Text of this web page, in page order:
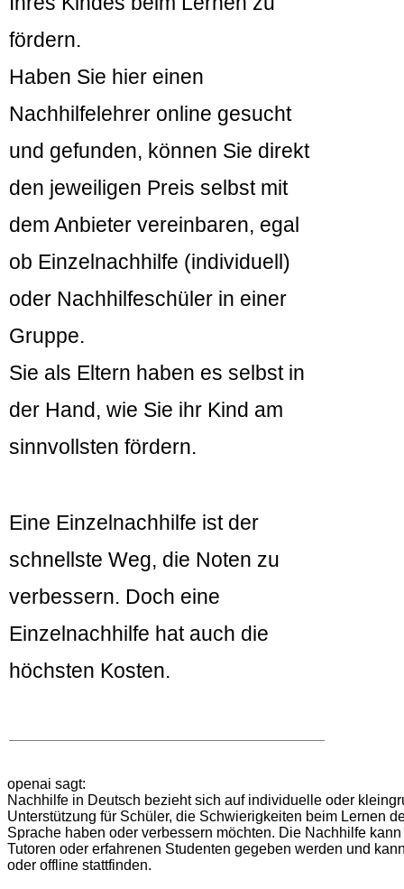
fördern.
Haben Sie hier einen
Nachhilfelehrer online gesucht
und gefunden, können Sie direkt
den jeweiligen Preis selbst mit
dem Anbieter vereinbaren, egal
ob Einzelnachhilfe (individuell)
oder Nachhilfeschüler in einer
Gruppe.
Sie als Eltern haben es selbst in
der Hand, wie Sie ihr Kind am
sinnvollsten fördern.
Eine Einzelnachhilfe ist der
schnellste Weg, die Noten zu
verbessern. Doch eine
Einzelnachhilfe hat auch die
höchsten Kosten.
openai sagt:
Nachhilfe in Deutsch bezieht sich auf individuelle oder
Unterstützung für Schüler, die Schwierigkeiten beim Lernen
Sprache haben oder verbessern möchten. Die Nachhilfe
Tutoren oder erfahrenen Studenten gegeben werden und
oder offline stattfinden.